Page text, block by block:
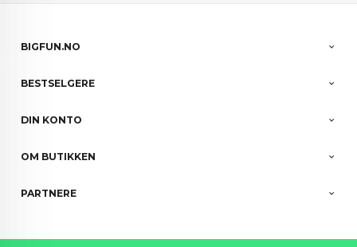
BIGFUN.NO
BESTSELGERE
DIN KONTO
OM BUTIKKEN
PARTNERE